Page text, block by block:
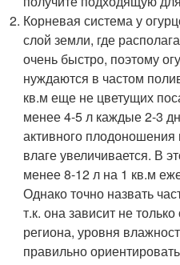
Корневая система у
слой земли, где
очень быстро, поэтому
нуждаются в частом
кв.м еще не цветущих
менее 4-5 л каждые 2-3
активного плодоношения
влаге увеличивается. В
менее 8-12 л на 1 кв.м
Однако точно назвать
т.к. она зависит не
региона, уровня
правильно